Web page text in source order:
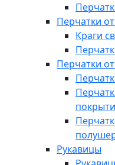
Перчатки
Краги
Перчатки
Рукавицы